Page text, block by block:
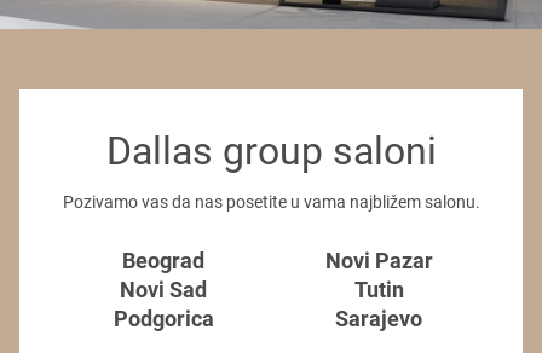
Dallas group saloni
Pozivamo vas da nas posetite u vama najbližem salonu.
Beograd
Novi Sad
Podgorica
Novi Pazar
Tutin
Sarajevo